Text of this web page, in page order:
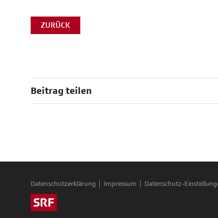
ZURÜCK
Beitrag teilen
Datenschutzerklärung Impressum Datenschutz-